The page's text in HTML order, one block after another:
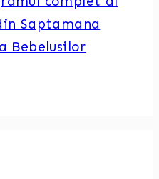
Saptamana
Bebelusilor